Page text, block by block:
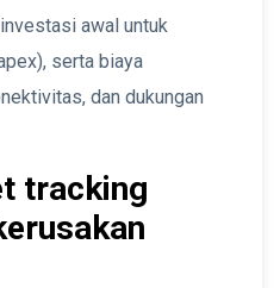
awal untuk
serta biaya
dan dukungan
tracking